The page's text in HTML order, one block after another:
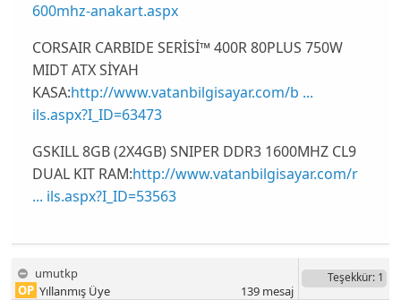
600mhz-anakart.aspx
CORSAIR CARBIDE SERİSİ™ 400R 80PLUS 750W
MIDT ATX SİYAH
KASA:http://www.vatanbilgisayar.com/b ...
ils.aspx?I_ID=63473
GSKILL 8GB (2X4GB) SNIPER DDR3 1600MHZ CL9
DUAL KIT RAM:http://www.vatanbilgisayar.com/r
... ils.aspx?I_ID=53563
umutkp
OP Yıllanmış Üye
Teşekkür: 1
139mesaj